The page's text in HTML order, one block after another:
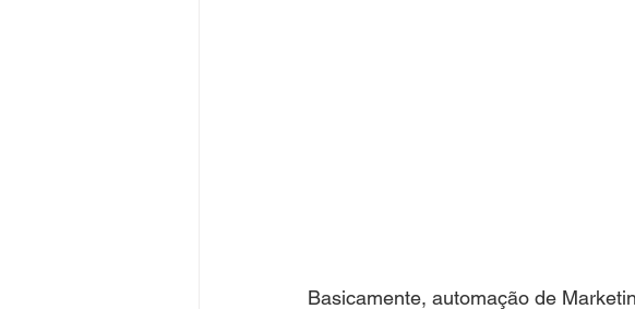
Basicamente, automação de